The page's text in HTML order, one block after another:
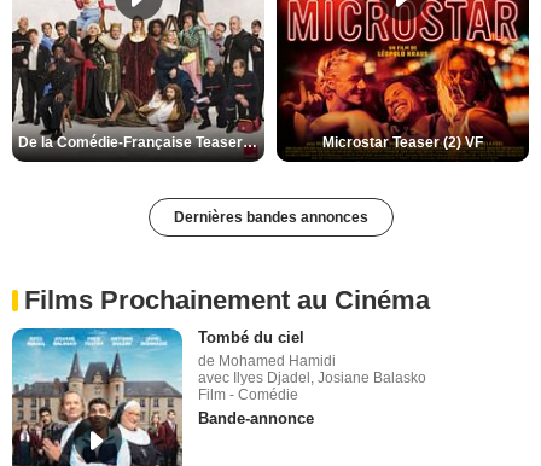
De la Comédie-Française Teaser (3) VF Microstar Teaser (2) VF
Dernières bandes annonces
Films Prochainement au Cinéma
Tombé du ciel
de Mohamed Hamidi
avec Ilyes Djadel, Josiane Balasko
Film - Comédie
Bande-annonce